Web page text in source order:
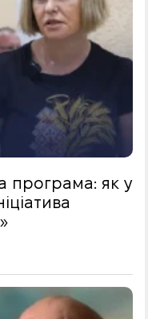
програма: як у